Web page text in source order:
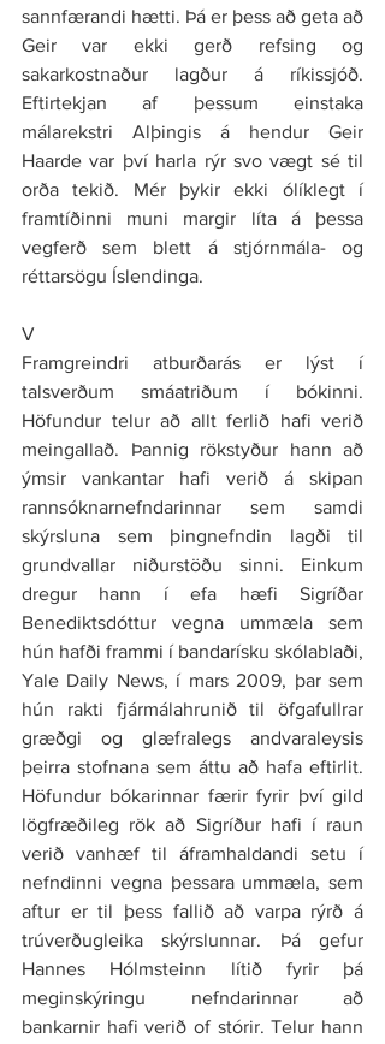
sannfærandi hætti. Þá er þess að geta að
Geir var ekki gerð refsing og
sakarkostnaður lagður á ríkissjóð.
Eftirtekjan af þessum einstaka
málarekstri Alþingis á hendur Geir
Haarde var því harla rýr svo vægt sé til
orða tekið. Mér þykir ekki ólíklegt í
framtíðinni muni margir líta á þessa
vegferð sem blett á stjórnmála- og
réttarsögu Íslendinga.
V
Framgreindri atburðarás er lýst í
talsverðum smáatriðum í bókinni.
Höfundur telur að allt ferlið hafi verið
meingallað. Þannig rökstyður hann að
ýmsir vankantar hafi verið á skipan
rannsóknarnefndarinnar sem samdi
skýrsluna sem þingnefndin lagði til
grundvallar niðurstöðu sinni. Einkum
dregur hann í efa hæfi Sigríðar
Benediktsdóttur vegna ummæla sem
hún hafði frammi í bandarísku skólablaði,
Yale Daily News, í mars 2009, þar sem
hún rakti fjármálahrunið til öfgafullrar
græðgi og glæfralegs andvaraleysis
þeirra stofnana sem áttu að hafa eftirlit.
Höfundur bókarinnar færir fyrir því gild
lögfræðileg rök að Sigríður hafi í raun
verið vanhæf til áframhaldandi setu í
nefndinni vegna þessara ummæla, sem
aftur er til þess fallið að varpa rýrð á
trúverðugleika skýrslunnar. Þá gefur
Hannes Hólmsteinn lítið fyrir þá
meginskýringu nefndarinnar að
bankarnir hafi verið of stórir. Telur hann